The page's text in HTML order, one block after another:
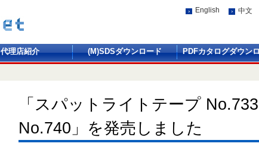
English 中文
代理店紹介 (M)SDSダウンロード PDFカタログダウン
「スパットライトテープ
No.740」を発売しました